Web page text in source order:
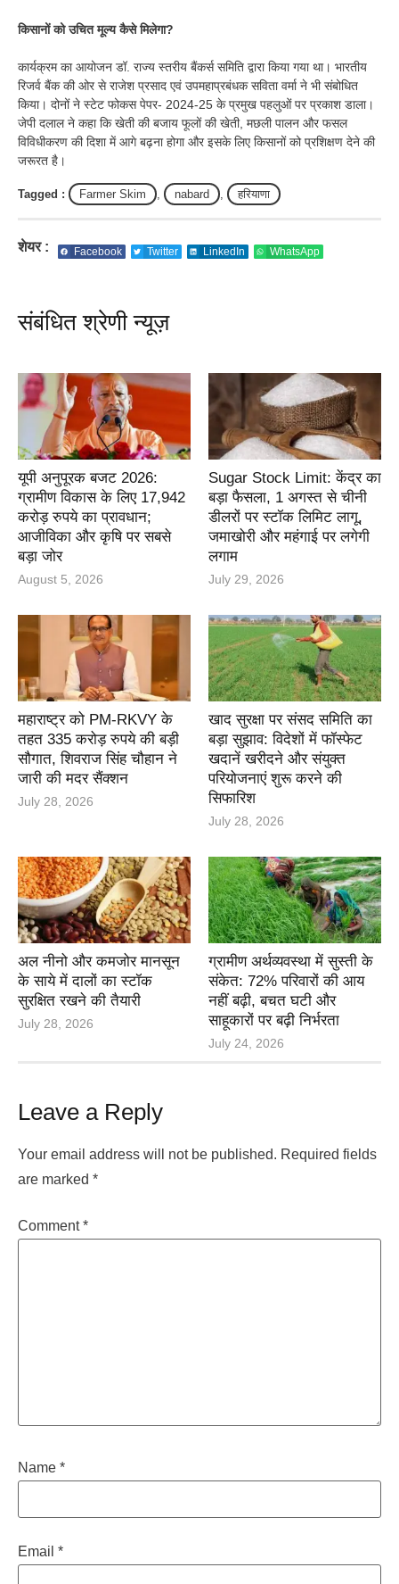
किसानों को उचित मूल्य कैसे मिलेगा?
कार्यक्रम का आयोजन डॉ. राज्य स्तरीय बैंकर्स समिति द्वारा किया गया था। भारतीय
रिजर्व बैंक की ओर से राजेश प्रसाद एवं उपमहाप्रबंधक सविता वर्मा ने भी संबोधित
किया। दोनों ने स्टेट फोकस पेपर- 2024-25 के प्रमुख पहलुओं पर प्रकाश डाला।
जेपी दलाल ने कहा कि खेती की बजाय फूलों की खेती, मछली पालन और फसल
विविधीकरण की दिशा में आगे बढ़ना होगा और इसके लिए किसानों को प्रशिक्षण देने की
जरूरत है।
Tagged : Farmer Skim nabard हरियाणा
शेयर : Facebook Twitter LinkedIn WhatsApp
संबंधित श्रेणी न्यूज़
यूपी अनुपूरक बजट 2026:
ग्रामीण विकास के लिए 17,942
करोड़ रुपये का प्रावधान;
आजीविका और कृषि पर सबसे
बड़ा जोर
August 5, 2026
Sugar Stock Limit: केंद्र का
बड़ा फैसला, 1 अगस्त से चीनी
डीलरों पर स्टॉक लिमिट लागू,
जमाखोरी और महंगाई पर लगेगी
लगाम
July 29, 2026
महाराष्ट्र को PM-RKVY के
तहत 335 करोड़ रुपये की बड़ी
सौगात, शिवराज सिंह चौहान ने
जारी की मदर सैंक्शन
July 28, 2026
खाद सुरक्षा पर संसद समिति का
बड़ा सुझाव: विदेशों में फॉस्फेट
खदानें खरीदने और संयुक्त
परियोजनाएं शुरू करने की
सिफारिश
July 28, 2026
अल नीनो और कमजोर मानसून
के साये में दालों का स्टॉक
सुरक्षित रखने की तैयारी
July 28, 2026
ग्रामीण अर्थव्यवस्था में सुस्ती के
संकेत: 72% परिवारों की आय
नहीं बढ़ी, बचत घटी और
साहूकारों पर बढ़ी निर्भरता
July 24, 2026
Leave a Reply
Your email address will not be published. Required fields
are marked *
Comment*
Name *
Email *